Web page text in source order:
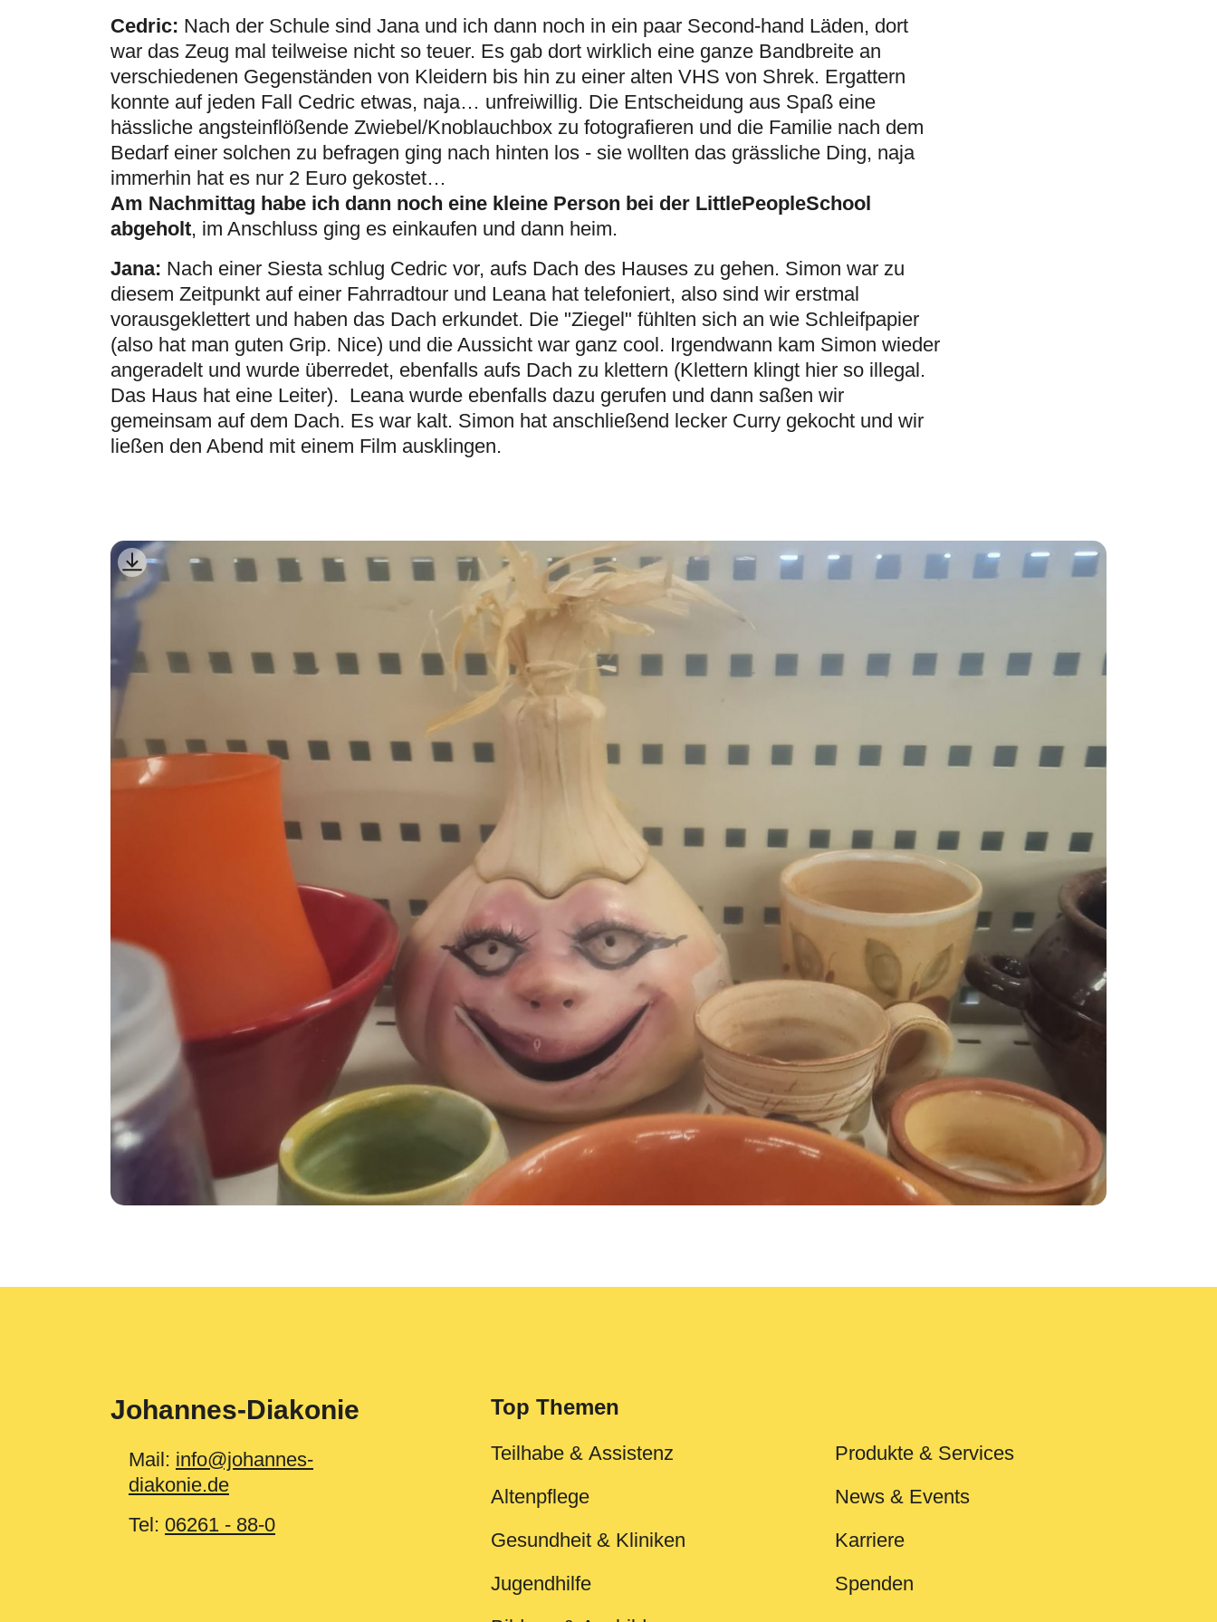
Cedric: Nach der Schule sind Jana und ich dann noch in ein paar Second-hand Läden, dort
war das Zeug mal teilweise nicht so teuer. Es gab dort wirklich eine ganze Bandbreite an
verschiedenen Gegenständen von Kleidern bis hin zu einer alten VHS von Shrek. Ergattern
konnte auf jeden Fall Cedric etwas, naja… unfreiwillig. Die Entscheidung aus Spaß eine
hässliche angsteinflößende Zwiebel/Knoblauchbox zu fotografieren und die Familie nach dem
Bedarf einer solchen zu befragen ging nach hinten los - sie wollten das grässliche Ding, naja
immerhin hat es nur 2 Euro gekostet…
Am Nachmittag habe ich dann noch eine kleine Person bei der LittlePeopleSchool
abgeholt, im Anschluss ging es einkaufen und dann heim.
Jana: Nach einer Siesta schlug Cedric vor, aufs Dach des Hauses zu gehen. Simon war zu
diesem Zeitpunkt auf einer Fahrradtour und Leana hat telefoniert, also sind wir erstmal
vorausgeklettert und haben das Dach erkundet. Die "Ziegel" fühlten sich an wie Schleifpapier
(also hat man guten Grip. Nice) und die Aussicht war ganz cool. Irgendwann kam Simon wieder
angeradelt und wurde überredet, ebenfalls aufs Dach zu klettern (Klettern klingt hier so illegal.
Das Haus hat eine Leiter). Leana wurde ebenfalls dazu gerufen und dann saßen wir
gemeinsam auf dem Dach. Es war kalt. Simon hat anschließend lecker Curry gekocht und wir
ließen den Abend mit einem Film ausklingen.
Johannes-Diakonie
Mail: info@johannes-
diakonie.de
Tel: 06261 - 88-0
Top Themen
Teilhabe & Assistenz
Altenpflege
Gesundheit & Kliniken
Jugendhilfe
Produkte & Services
News & Events
Karriere
Spenden